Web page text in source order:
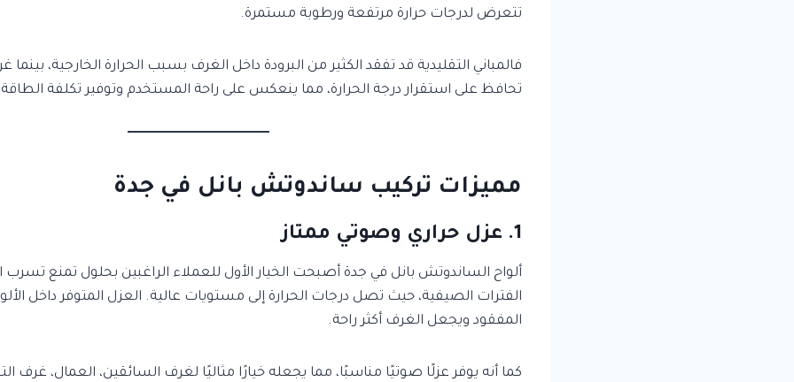
تتعرض لدرجات حرارة مرتفعة ورطوبة مستمرة.
فالمباني التقليدية قد تفقد الكثير من البرودة داخل الغرف بسبب الحرارة الخارجية،
تحافظ على استقرار درجة الحرارة، مما ينعكس على راحة المستخدم وتوفير تكلفة
مميزات تركيب ساندوتش بانل في جدة
1. عزل حراري وصوتي ممتاز
ألواح الساندوتش بانل في جدة أصبحت الخيار الأول للعملاء الراغبين بحلول تمنع تسرب
الفترات الصيفية، حيث تصل درجات الحرارة إلى مستويات عالية. العزل المتوفر داخل
المفقود ويجعل الغرف أكثر راحة.
كما أنه يوفر عزلًا صوتيًا مناسبًا، مما يجعله خيارًا مثاليًا لغرف السائقين، العمال، غرف